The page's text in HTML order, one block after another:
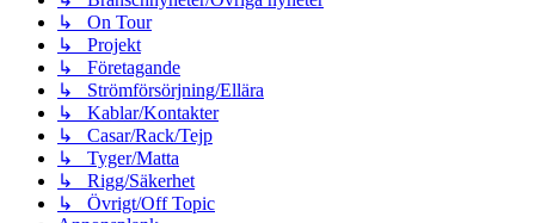
↳ On Tour
↳ Projekt
↳ Företagande
↳ Strömförsörjning/Ellära
↳ Kablar/Kontakter
↳ Casar/Rack/Tejp
↳ Tyger/Matta
↳ Rigg/Säkerhet
↳ Övrigt/Off Topic